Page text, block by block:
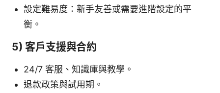
設定難易度：新手友善或需要進階設定的平
衡。
5) 客戶支援與合約
24/7 客服、知識庫與教學。
退款政策與試用期。